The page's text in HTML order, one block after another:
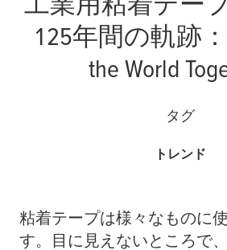
125年間の軌跡：
the World
タグ
トレンド
粘着テープは様々なものに
す。目に見えないところで